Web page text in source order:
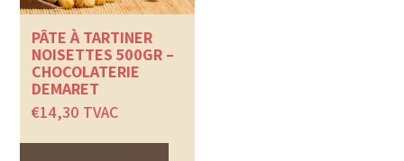
PÂTE À TARTINER
NOISETTES 500GR –
CHOCOLATERIE
DEMARET
€14,30 TVAC